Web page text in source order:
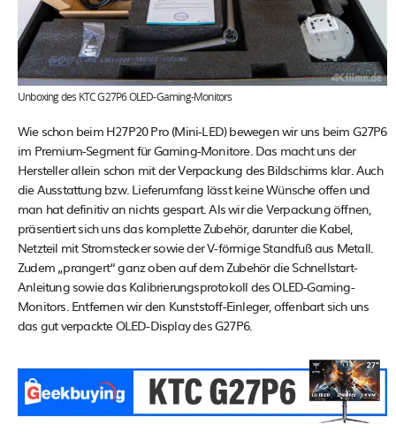
Unboxing des KTC G27P6 OLED-Gaming-Monitors
Wie schon beim H27P20 Pro (Mini-LED) bewegen wir uns beim G27P6
im Premium-Segment für Gaming-Monitore. Das macht uns der
Hersteller allein schon mit der Verpackung des Bildschirms klar. Auch
die Ausstattung bzw. Lieferumfang lässt keine Wünsche offen und
man hat definitiv an nichts gespart. Als wir die Verpackung öffnen,
präsentiert sich uns das komplette Zubehör, darunter die Kabel,
Netzteil mit Stromstecker sowie der V-förmige Standfuß aus Metall.
Zudem „prangert“ ganz oben auf dem Zubehör die Schnellstart-
Anleitung sowie das Kalibrierungsprotokoll des OLED-Gaming-
Monitors. Entfernen wir den Kunststoff-Einleger, offenbart sich uns
das gut verpackte OLED-Display des G27P6.